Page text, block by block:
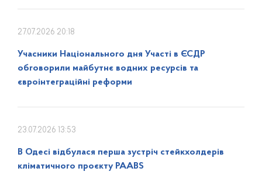
27.07.2026 20:18
Учасники Національного дня Участі в ЄСДР
обговорили майбутнє водних ресурсів та
євроінтеграційні реформи
23.07.2026 13:53
В Одесі відбулася перша зустріч стейкхолдерів
кліматичного проєкту PAABS